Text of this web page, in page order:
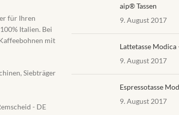
für Ihren
Italien. Bei
mit
Siebträger
- DE
aip® Tassen
9. August 2017
Lattetasse
9. August 2017
Espressotasse
9. August 2017